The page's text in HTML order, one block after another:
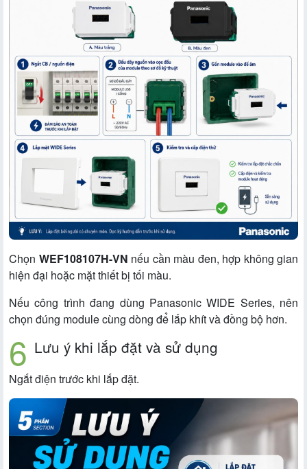
Chọn WEF108107H-VN nếu cần màu đen, hợp không gian
hiện đại hoặc mặt thiết bị tối màu.
Nếu công trình đang dùng Panasonic WIDE Series, nên
chọn đúng module cùng dòng để lắp khít và đồng bộ hơn.
Lưu ý khi lắp đặt và sử dụng
Ngắt điện trước khi lắp đặt.